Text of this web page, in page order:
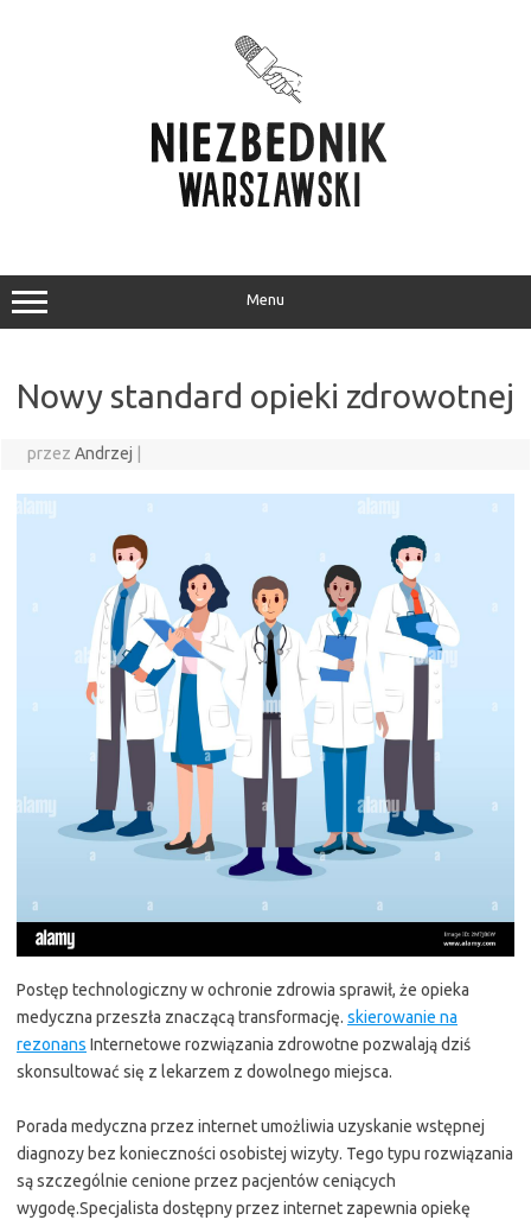
Menu
Nowy standard opieki zdrowotnej
przez Andrzej
Postęp technologiczny w ochronie zdrowia sprawił, że opieka
medyczna przeszła znaczącą transformację. skierowanie na
rezonans Internetowe rozwiązania zdrowotne pozwalają dziś
skonsultować się z lekarzem z dowolnego miejsca.
Porada medyczna przez internet umożliwia uzyskanie wstępnej
diagnozy bez konieczności osobistej wizyty. Tego typu rozwiązania
są szczególnie cenione przez pacjentów ceniących
wygodę.Specjalista dostępny przez internet zapewnia opiekę